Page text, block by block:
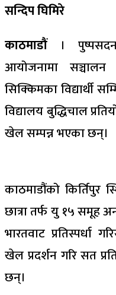
सन्दिप घिमिरे
काठमाडौं। पुष्पसदन
आयोजनामा
सिक्किमका विद्यार्थी
विद्यालय बुद्धिचाल
खेल सम्पन्न भएका छन्।
काठमाडौंको किर्तिपुर
छात्रा तर्फ यु १५ समूह
भारतवाट प्रतिस्पर्धा
खेल प्रदर्शन गरि सत
छन्।